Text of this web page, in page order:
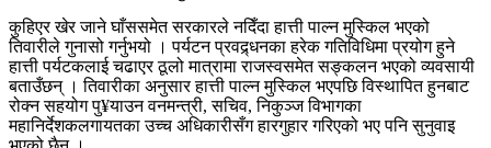
कुहिएर खेर जाने घाँससमेत सरकारले नदिँदा हात्ती पाल्न मुस्किल भएको
तिवारीले गुनासो गर्नुभयो । पर्यटन प्रवद्र्धनका हरेक गतिविधिमा प्रयोग हुने
हात्ती पर्यटकलाई चढाएर ठूलो मात्रामा राजस्वसमेत सङ्कलन भएको व्यवसायी
बताउँछन् । तिवारीका अनुसार हात्ती पाल्न मुस्किल भएपछि विस्थापित हुनबाट
रोक्न सहयोग पु¥याउन वनमन्त्री, सचिव, निकुञ्ज विभागका
महानिर्देशकलगायतका उच्च अधिकारीसँग हारगुहार गरिएको भए पनि सुनुवाइ